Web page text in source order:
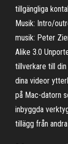
tillgängliga
Musik: Intro/
musik: Peter
Alike 3.0
tillverkare till
dina videor
på Mac-datorn
inbyggda
tillägg från